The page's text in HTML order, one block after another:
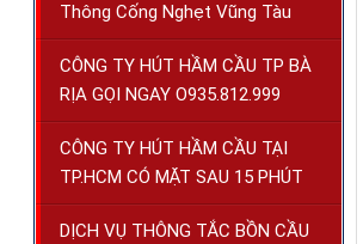
Thông Cống Nghẹt Vũng Tàu
CÔNG TY HÚT HẦM CẦU TP BÀ
RỊA GỌI NGAY O935.812.999
CÔNG TY HÚT HẦM CẦU TẠI
TP.HCM CÓ MẶT SAU 15 PHÚT
DỊCH VỤ THÔNG TẮC BỒN CẦU